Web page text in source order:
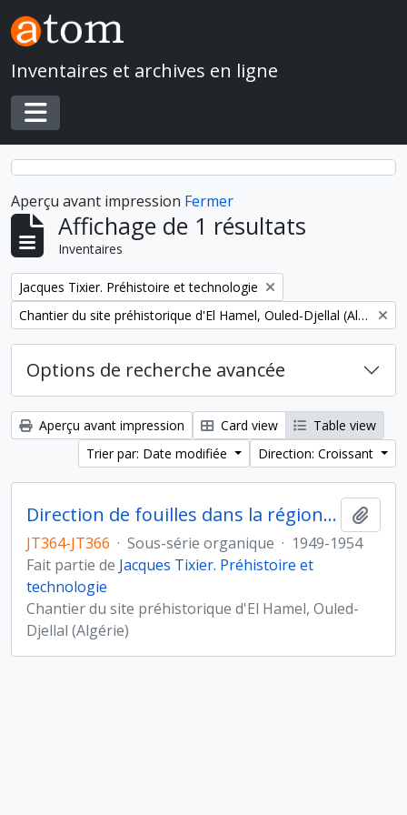
Skip to main content
Inventaires et archives en ligne
Toggle navigation
Aperçu avant impression Fermer
Affichage de 1 résultats
Inventaires
Remove filter:
Jacques Tixier. Préhistoire et technologie
Remove filter:
Chantier du site préhistorique d'El Hamel, Ouled-Djellal (Algérie)
Options de recherche avancée
Aperçu avant impression Card view
Table view
Trier par: Date modifiée
Direction: Croissant
Direction de fouilles dans la région d'El Hamel, Ouled-Djellal (Algérie)
JT364-JT366 · Sous-série organique · 1949-1954
Fait partie de Jacques Tixier. Préhistoire et
technologie
Chantier du site préhistorique d'El Hamel, Ouled-
Djellal (Algérie)